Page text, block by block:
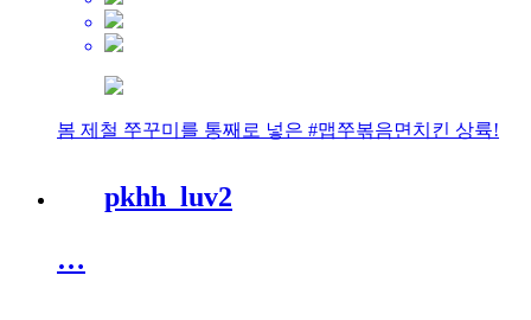
봄 제철 쭈꾸미를 통째로 넣은 #맵쭈볶음면치킨 상륙!
pkhh_luv2
…